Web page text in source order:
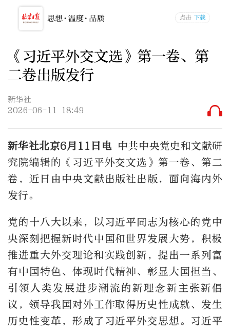
《习近平外交文选》第一卷、第
二卷出版发行
新华社
2026-06-11 18:49
新华社北京6月11日电 中共中央党史和文献研
究院编辑的《习近平外交文选》第一卷、第二
卷，近日由中央文献出版社出版，面向海内外
发行。
党的十八大以来，以习近平同志为核心的党中
央深刻把握新时代中国和世界发展大势，积极
推进重大外交理论和实践创新，提出一系列富
有中国特色、体现时代精神、彰显大国担当、
引领人类发展进步潮流的新理念新主张新倡
议，领导我国对外工作取得历史性成就、发生
历史性变革，形成了习近平外交思想。习近平